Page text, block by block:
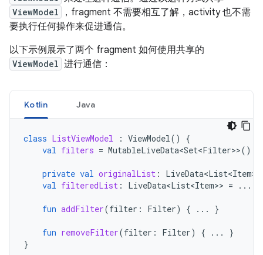
ViewModel
，fragment 不需要相互了解，activity 也不需
要执行任何操作来促进通信。
以下示例展示了两个 fragment 如何使用共享的
ViewModel 进行通信：
Kotlin Java
class ListViewModel : ViewModel()
{
val filters = MutableLiveData<Set<Filter>>()
private val originalList : LiveData<List<Item>>
val filteredList : LiveData<List<Item>> = ...
fun addFilter(filter : Filter) { ... }
fun removeFilter(filter : Filter) { ...
}
}